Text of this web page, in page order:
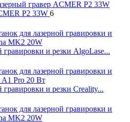
P2 33W 6
гравировки и резки AlgoLase...
гравировки и резки Creality...